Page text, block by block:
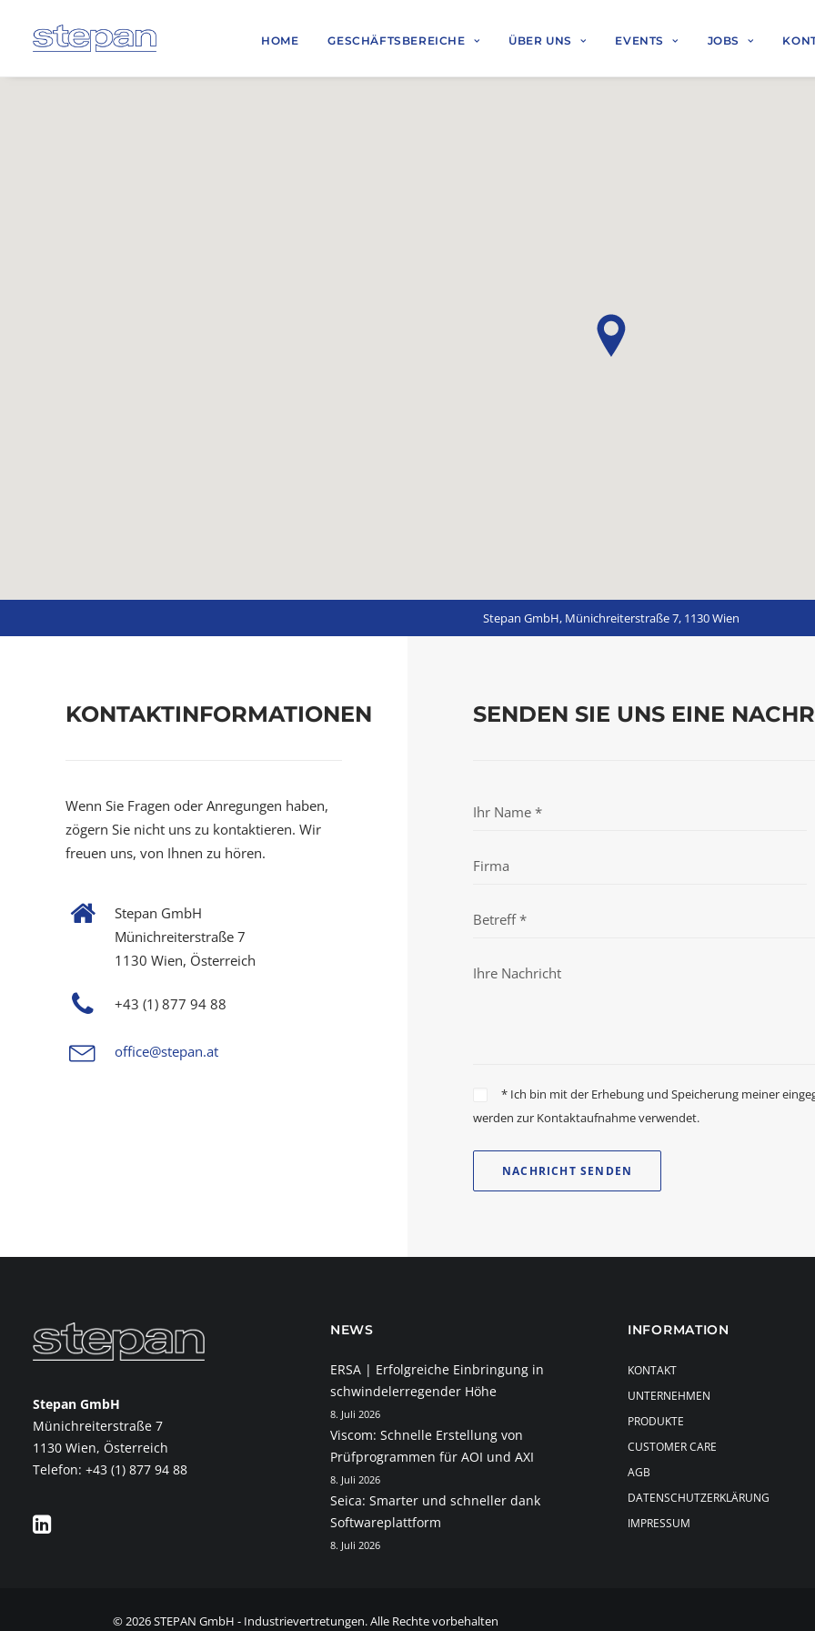
HOME GESCHÄFTSBEREICHE ÜBER UNS EVENTS JOBS
Stepan GmbH, Münichreiterstraße 7, 1130 Wien
KONTAKTINFORMATIONEN
Wenn Sie Fragen oder Anregungen haben,
zögern Sie nicht uns zu kontaktieren. Wir
freuen uns, von Ihnen zu hören.
Stepan GmbH
Münichreiterstraße 7
1130 Wien, Österreich
+43 (1) 877 94 88
office@stepan.at
SENDEN SIE UNS EINE
* Ich bin mit der Erhebung und Speicherung meiner
werden zur Kontaktaufnahme verwendet.
Stepan GmbH
Münichreiterstraße 7
1130 Wien, Österreich
Telefon: +43 (1) 877 94 88
NEWS
ERSA | Erfolgreiche Einbringung in
schwindelerregender Höhe
8. Juli 2026
Viscom: Schnelle Erstellung von
Prüfprogrammen für AOI und AXI
8. Juli 2026
Seica: Smarter und schneller dank
Softwareplattform
8. Juli 2026
INFORMATION
KONTAKT
UNTERNEHMEN
PRODUKTE
CUSTOMER CARE
AGB
DATENSCHUTZERKLÄRUNG
IMPRESSUM
© 2026 STEPAN GmbH - Industrievertretungen. Alle Rechte vorbehalten